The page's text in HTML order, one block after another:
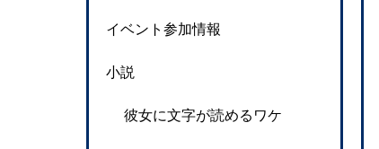
イベント参加情報
小説
彼女に文字が読めるワケ